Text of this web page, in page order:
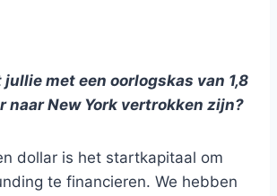
met een oorlogskas van 1,8
naar New York vertrokken zijn?
dollar is het startkapitaal om
te financieren. We hebben